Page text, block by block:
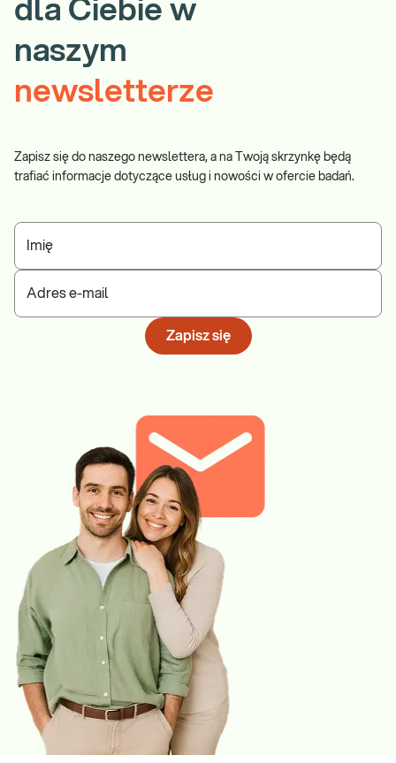
dla Ciebie w
naszym
newsletterze
Zapisz się do naszego newslettera, a na Twoją skrzynkę będą
trafiać informacje dotyczące usług i nowości w ofercie badań.
Imię
Adres e-mail
Zapisz się